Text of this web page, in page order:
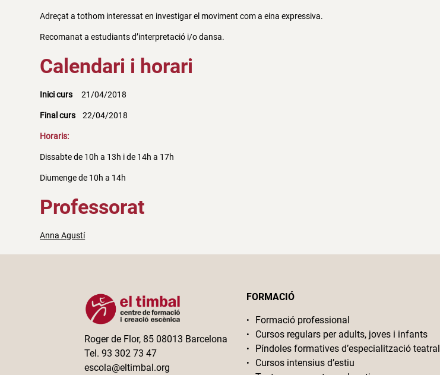
Adreçat a tothom interessat en investigar el moviment com a eina expressiva.
Recomanat a estudiants d’interpretació i/o dansa.
Calendari i horari
Inici curs 21/04/2018
Final curs 22/04/2018
Horaris:
Dissabte de 10h a 13h i de 14h a 17h
Diumenge de 10h a 14h
Professorat
Anna Agustí
Roger de Flor, 85 08013 Barcelona
Tel. 93 302 73 47
escola@eltimbal.org
FORMACIÓ
Formació professional
Cursos regulars per adults, joves i infants
Píndoles formatives d’especialització teatral
Cursos intensius d’estiu